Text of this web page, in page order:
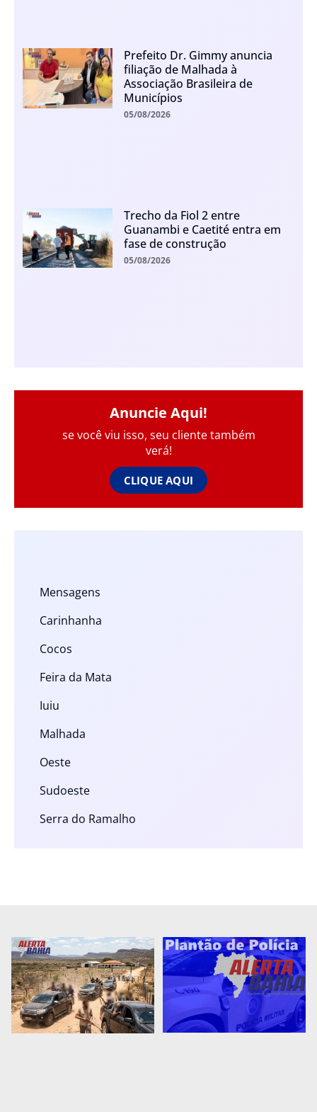
Prefeito Dr. Gimmy anuncia
filiação de Malhada à
Associação Brasileira de
Municípios
05/08/2026
Trecho da Fiol 2 entre
Guanambi e Caetité entra em
fase de construção
05/08/2026
Anuncie Aqui!
se você viu isso, seu cliente também
verá!
CLIQUE AQUI
Mensagens
Carinhanha
Cocos
Feira da Mata
Iuiu
Malhada
Oeste
Sudoeste
Serra do Ramalho